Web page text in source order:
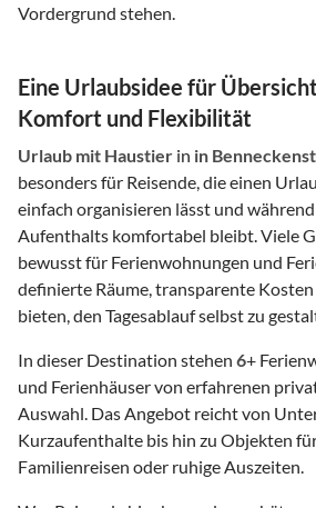
Vordergrund stehen.
Eine Urlaubsidee für
Komfort und Flexibilität
Urlaub mit Haustier in in
besonders für Reisende, die einen
einfach organisieren lässt und
Aufenthalts komfortabel bleibt. Viele
bewusst für Ferienwohnungen und
definierte Räume, transparente
bieten, den Tagesablauf selbst zu
In dieser Destination stehen 6+
und Ferienhäuser von erfahrenen
Auswahl. Das Angebot reicht von
Kurzaufenthalte bis hin zu Objekten
Familienreisen oder ruhige Auszeiten.